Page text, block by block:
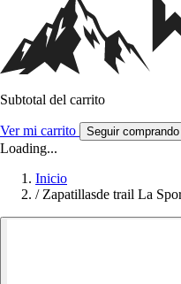
Subtotal del carrito
Ver mi carrito Seguir comprando
Loading...
Inicio
/ Zapatillasde trail La